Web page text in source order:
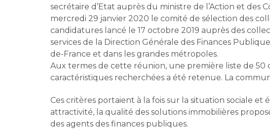
secrétaire d’Etat auprès du ministre de l’Action et des
mercredi 29 janvier 2020 le comité de sélection des
candidatures lancé le 17 octobre 2019 auprès des
services de la Direction Générale des Finances
de-France et dans les grandes métropoles.
Aux termes de cette réunion, une première liste de
caractéristiques recherchées a été retenue. La
Ces critères portaient à la fois sur la situation sociale
attractivité, la qualité des solutions immobilières
des agents des finances publiques.